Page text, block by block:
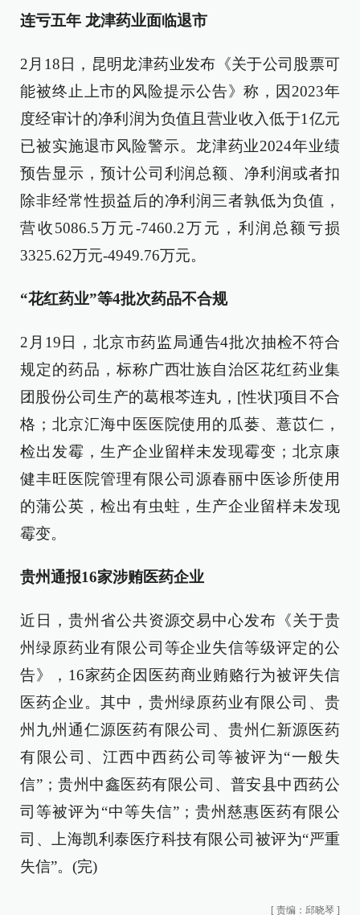
连亏五年 龙津药业面临退市
2月18日，昆明龙津药业发布《关于公司股票可
能被终止上市的风险提示公告》称，因2023年
度经审计的净利润为负值且营业收入低于1亿元
已被实施退市风险警示。龙津药业2024年业绩
预告显示，预计公司利润总额、净利润或者扣
除非经常性损益后的净利润三者孰低为负值，
营收5086.5万元-7460.2万元，利润总额亏损
3325.62万元-4949.76万元。
“花红药业”等4批次药品不合规
2月19日，北京市药监局通告4批次抽检不符合
规定的药品，标称广西壮族自治区花红药业集
团股份公司生产的葛根芩连丸，[性状]项目不合
格；北京汇海中医医院使用的瓜蒌、薏苡仁，
检出发霉，生产企业留样未发现霉变；北京康
健丰旺医院管理有限公司源春丽中医诊所使用
的蒲公英，检出有虫蛀，生产企业留样未发现
霉变。
贵州通报16家涉贿医药企业
近日，贵州省公共资源交易中心发布《关于贵
州绿原药业有限公司等企业失信等级评定的公
告》，16家药企因医药商业贿赂行为被评失信
医药企业。其中，贵州绿原药业有限公司、贵
州九州通仁源医药有限公司、贵州仁新源医药
有限公司、江西中西药公司等被评为“一般失
信”；贵州中鑫医药有限公司、普安县中西药公
司等被评为“中等失信”；贵州慈惠医药有限公
司、上海凯利泰医疗科技有限公司被评为“严重
失信”。(完)
[ 责编：邱晓琴 ]